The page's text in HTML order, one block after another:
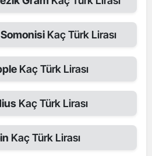
Kaç Türk Lirası
Kaç Türk Lirası
Kaç Türk Lirası
Kaç Türk Lirası